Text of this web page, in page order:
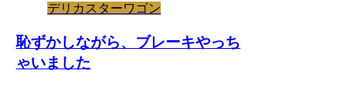
デリカスターワゴン
恥ずかしながら、ブレーキやっち
ゃいました